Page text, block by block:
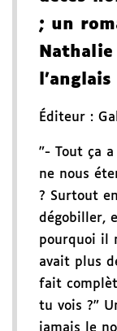
; un
Éditeur :
"- Tout ça
ne nous
? Surtout
dégobiller,
pourquoi il
avait plus
fait
tu vois ?"